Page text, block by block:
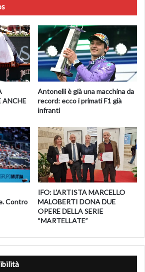
ANCHE
Antonelli è già una macchina da
record: ecco i primati F1 già
infranti
Contro
IFO: L’ARTISTA MARCELLO
MALOBERTI DONA DUE
OPERE DELLA SERIE
“MARTELLATE”